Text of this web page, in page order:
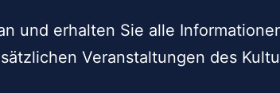
und erhalten Sie alle
Veranstaltungen des